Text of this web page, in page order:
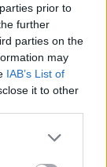
prior to
further
parties on the
may
IAB’s List of
it to other
εμφανίσει
από τα
ακόμη
στη
διαταραχές